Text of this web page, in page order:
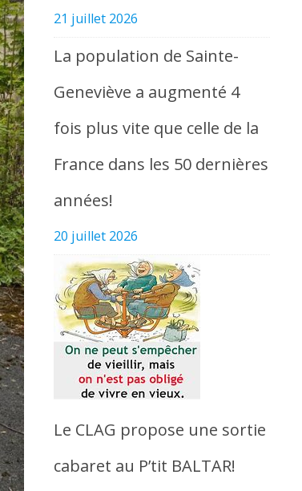
21 juillet 2026
La population de Sainte-
Geneviève a augmenté 4
fois plus vite que celle de la
France dans les 50 dernières
années!
20 juillet 2026
Le CLAG propose une sortie
cabaret au P’tit BALTAR!